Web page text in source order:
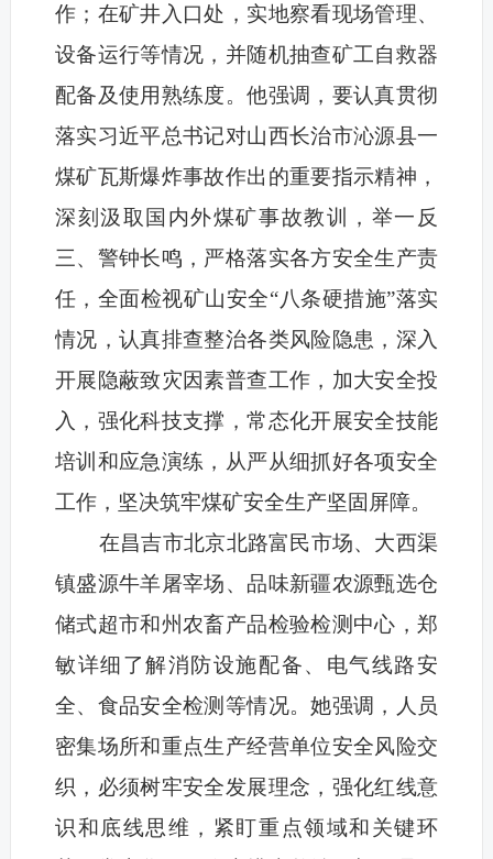
作；在矿井入口处，实地察看现场管理、
设备运行等情况，并随机抽查矿工自救器
配备及使用熟练度。他强调，要认真贯彻
落实习近平总书记对山西长治市沁源县一
煤矿瓦斯爆炸事故作出的重要指示精神，
深刻汲取国内外煤矿事故教训，举一反
三、警钟长鸣，严格落实各方安全生产责
任，全面检视矿山安全“八条硬措施”落实
情况，认真排查整治各类风险隐患，深入
开展隐蔽致灾因素普查工作，加大安全投
入，强化科技支撑，常态化开展安全技能
培训和应急演练，从严从细抓好各项安全
工作，坚决筑牢煤矿安全生产坚固屏障。
在昌吉市北京北路富民市场、大西渠
镇盛源牛羊屠宰场、品味新疆农源甄选仓
储式超市和州农畜产品检验检测中心，郑
敏详细了解消防设施配备、电气线路安
全、食品安全检测等情况。她强调，人员
密集场所和重点生产经营单位安全风险交
织，必须树牢安全发展理念，强化红线意
识和底线思维，紧盯重点领域和关键环